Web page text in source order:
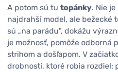
A potom sú tu topánky. Nie
najdrahší model, ale bežecké
sú „na parádu", dokážu
je možnosť, pomôže odborná
strihom a došľapom. V
drobnosti, ktoré robia rozdiel: